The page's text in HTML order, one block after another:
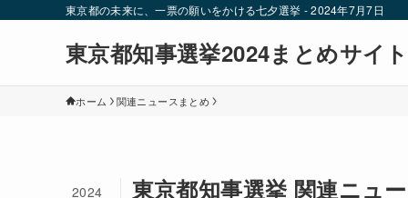
東京都の未来に、一票の願いをかける七夕選挙 - 2024年7月7日
東京都知事選挙2024まとめサイト
ホーム 関連ニュースまとめ
東京都知事選挙 関連ニュ
2024